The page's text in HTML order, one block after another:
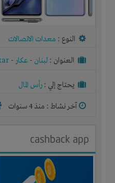
النوع : معدات الاتصالات
العنوان : لبنان - عكار-
يحتاج إلي : رأس المال
آخر نشاط : منذ 4 سنوات
cashback app